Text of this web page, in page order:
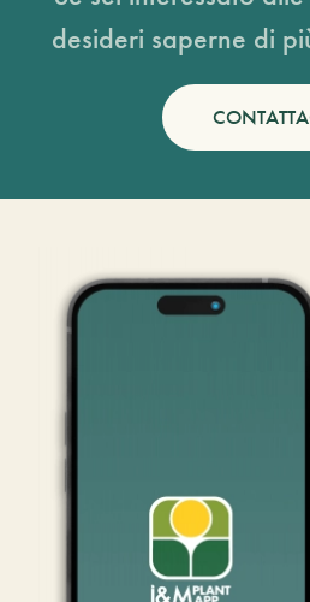
desideri saperne di